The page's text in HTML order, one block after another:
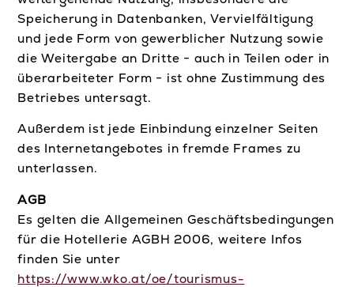
Speicherung in Datenbanken, Vervielfältigung
und jede Form von gewerblicher Nutzung sowie
die Weitergabe an Dritte − auch in Teilen oder in
überarbeiteter Form − ist ohne Zustimmung des
Betriebes untersagt.
Außerdem ist jede Einbindung einzelner Seiten
des Internetangebotes in fremde Frames zu
unterlassen.
AGB
Es gelten die Allgemeinen Geschäftsbedingungen
für die Hotellerie AGBH 2006, weitere Infos
finden Sie unter
https://www.wko.at/oe/tourismus-